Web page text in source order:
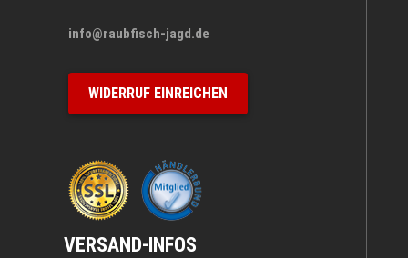
info@raubfisch-jagd.de
WIDERRUF EINREICHEN
VERSAND-INFOS